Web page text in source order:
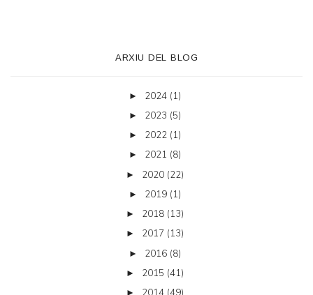
ARXIU DEL BLOG
► 2024 (1)
► 2023 (5)
► 2022 (1)
► 2021 (8)
► 2020 (22)
► 2019 (1)
► 2018 (13)
► 2017 (13)
► 2016 (8)
► 2015 (41)
► 2014 (49)